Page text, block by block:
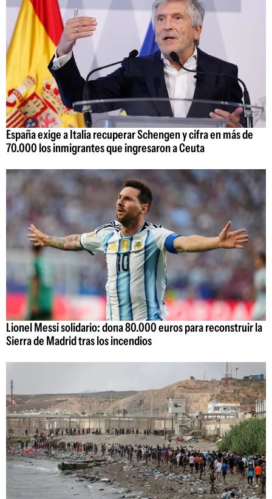
España exige a Italia recuperar Schengen y cifra en más de
70.000 los inmigrantes que ingresaron a Ceuta
Lionel Messi solidario: dona 80.000 euros para reconstruir la
Sierra de Madrid tras los incendios